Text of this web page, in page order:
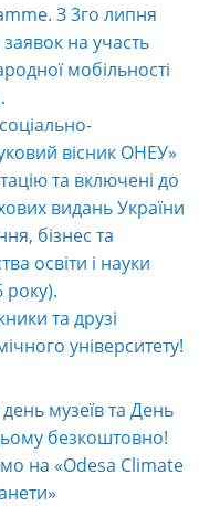
З 3го липня
на участь
мобільності
вісник ОНЕУ»
та включені до
видань України
бізнес та
освіти і науки
року).
та друзі
університету!
день музеїв та День
безкоштовно!
на «Odesa Climate